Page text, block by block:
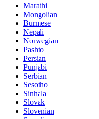
Marathi
Mongolian
Burmese
Nepali
Norwegian
Pashto
Persian
Punjabi
Serbian
Sesotho
Sinhala
Slovak
Slovenian